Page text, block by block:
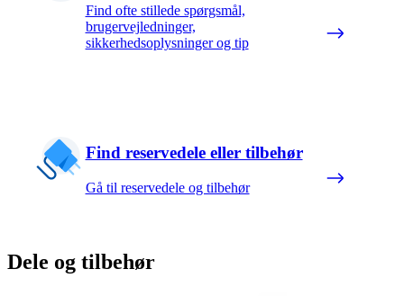
Find ofte stillede spørgsmål,
brugervejledninger,
sikkerhedsoplysninger og tip
Find reservedele eller tilbehør
Gå til reservedele og tilbehør
Dele og tilbehør